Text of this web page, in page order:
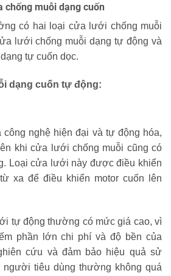
chống muỗi dạng cuốn
có hai loại cửa lưới chống muỗi
lưới chống muỗi dạng tự động và
tự cuốn dọc.
dạng cuốn tự động:
nghệ hiện đại và tự động hóa,
khi cửa lưới chống muỗi cũng có
Loại cửa lưới này được điều khiển
xa để điều khiển motor cuốn lên
tự động thường có mức giá cao, vì
phần lớn chi phí và độ bền của
cứu và đảm bảo hiệu quả sử
tiêu dùng thường không quá